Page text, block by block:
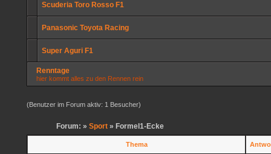
Scuderia Toro Rosso F1
Panasonic Toyota Racing
Super Aguri F1
Renntage
hier kommt alles zu den Rennen rein
(Benutzer im Forum aktiv: 1 Besucher)
Forum: » Sport » Formel1-Ecke
Thema